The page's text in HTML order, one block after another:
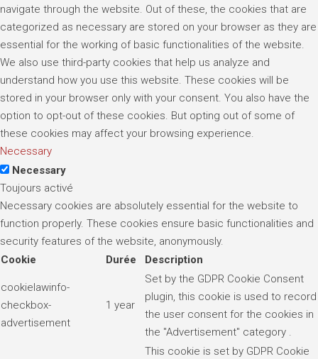
navigate through the website. Out of these, the cookies that are
categorized as necessary are stored on your browser as they are
essential for the working of basic functionalities of the website.
We also use third-party cookies that help us analyze and
understand how you use this website. These cookies will be
stored in your browser only with your consent. You also have the
option to opt-out of these cookies. But opting out of some of
these cookies may affect your browsing experience.
Necessary
Necessary
Toujours activé
Necessary cookies are absolutely essential for the website to
function properly. These cookies ensure basic functionalities and
security features of the website, anonymously.
Cookie
Durée Description
cookielawinfo-
checkbox-
advertisement
1 year
Set by the GDPR Cookie Consent
plugin, this cookie is used to record
the user consent for the cookies in
the "Advertisement" category .
This cookie is set by GDPR Cookie